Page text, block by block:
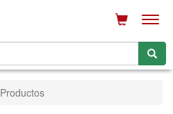
Productos